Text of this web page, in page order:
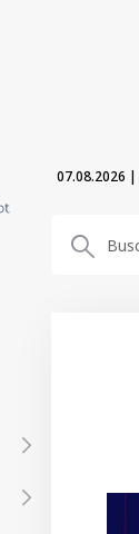
07.08.2026 |